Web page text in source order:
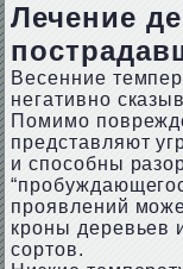
Лечение
Весенние
негативно
Помимо
представляют
и способны
проявлений
кроны деревьев
сортов.